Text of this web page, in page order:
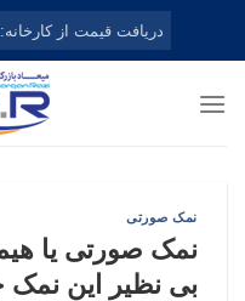
دریافت قیمت از کارخانه:
نمک صورتی
نمک صورتی یا
بی نظیر این نمک